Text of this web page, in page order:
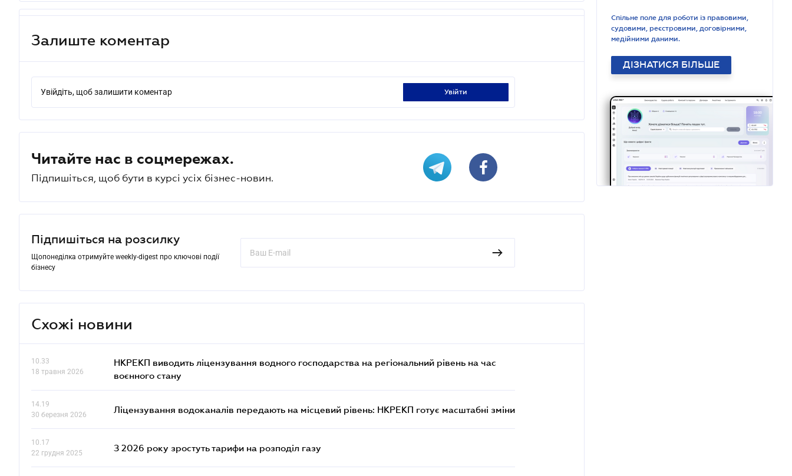
Залиште коментар
Увійдіть, щоб залишити коментар увійти
Читайте нас в соцмережах.
Підпишіться, щоб бути в курсі усіх бізнес-новин.
Підпишіться на розсилку
Щопонеділка отримуйте weekly-digest про ключові події
бізнесу
Схожі новини
10.33
18 травня 2026
НКРЕКП виводить ліцензування водного господарства на регіональний рівень на час
воєнного стану
14.19
30 березня 2026
Ліцензування водоканалів передають на місцевий рівень: НКРЕКП готує масштабні зміни
10.17
22 грудня 2025
З 2026 року зростуть тарифи на розподіл газу
Спільне поле для роботи із правовими,
судовими, реєстровими, договірними,
медійними даними.
ДІЗНАТИСЯ БІЛЬШЕ